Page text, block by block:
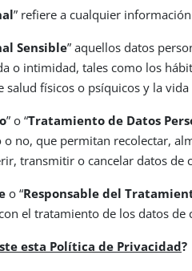
” refiere a cualquier
Sensible” aquellos datos
o intimidad, tales como los
salud físicos o psíquicos y la vida
” o “Tratamiento de Datos
no, que permitan recolectar,
transmitir o cancelar datos
o “Responsable del
el tratamiento de los datos de
esta Política de Privacidad?